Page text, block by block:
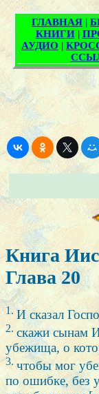
Книга
Глава 20
1.И сказал
2. скажи сынам
убежища, о
3. чтобы мог
по ошибке, без